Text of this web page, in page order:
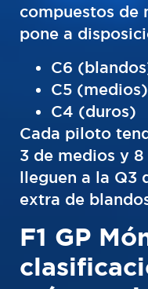
compuestos de
pone a
C6
C5 (medios)
C4 (duros)
Cada piloto
3 de medios y
lleguen a la Q3
extra de
F1 GP